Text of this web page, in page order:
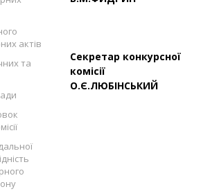
актів
та
Секретар конкурсної
О.Є.ЛЮБІНСЬКИЙ